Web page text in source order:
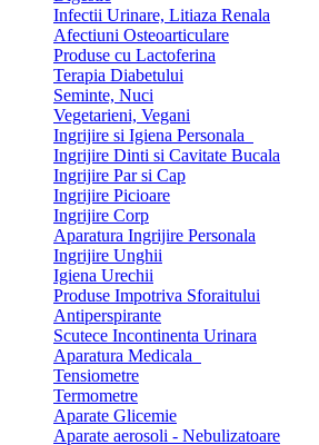
Infectii Urinare, Litiaza Renala
Afectiuni Osteoarticulare
Produse cu Lactoferina
Terapia Diabetului
Seminte, Nuci
Vegetarieni, Vegani
Ingrijire si Igiena Personala
Ingrijire Dinti si Cavitate Bucala
Ingrijire Par si Cap
Ingrijire Picioare
Ingrijire Corp
Aparatura Ingrijire Personala
Ingrijire Unghii
Igiena Urechii
Produse Impotriva Sforaitului
Antiperspirante
Scutece Incontinenta Urinara
Aparatura Medicala
Tensiometre
Termometre
Aparate Glicemie
Aparate aerosoli - Nebulizatoare